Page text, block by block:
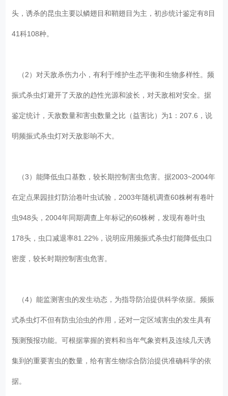
头，诱杀的昆虫主要以鳞翅目和鞘翅目为主，初步统计鉴定有8目
41科108种。
（2）对天敌杀伤力小，有利于维护生态平衡和生物多样性。频
振式杀虫灯避开了天敌的趋性光源和波长，对天敌相对安全。据
鉴定统计，天敌数量和害虫数量之比（益害比）为1：207.6，说
明频振式杀虫灯对天敌影响不大。
（3）能降低虫口基数，较长期控制害虫危害。据2003~2004年
在定点果园挂灯防治卷叶虫试验，2003年随机调查60株树有卷叶
虫948头，2004年同期调查上年标记的60株树，发现有卷叶虫
178头，虫口减退率81.22%，说明应用频振式杀虫灯能降低虫口
密度，较长时期控制害虫危害。
（4）能监测害虫的发生动态，为指导防治提供科学依据。频振
式杀虫灯不但有防虫治虫的作用，还对一定区域害虫的发生具有
预测预报功能。可根据掌握的资料和当年气象资料及连续几天诱
集到的重要害虫的数量，给有害生物综合防治提供准确科学的依
据。